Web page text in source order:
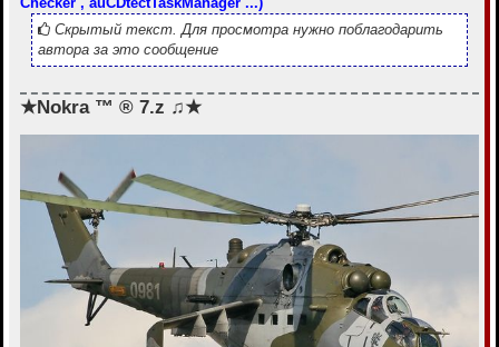
Скрытый текст. Для просмотра нужно поблагодарить
автора за это сообщение
★Nokra ™ ® 7.z ♫★